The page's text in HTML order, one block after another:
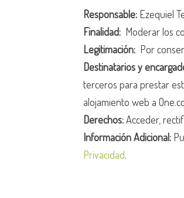
Responsable: Ezequiel
Finalidad: Moderar los
Legitimación: Por
Destinatarios y
terceros para prestar
alojamiento web a
Derechos:Acceder,
Información Adicional:
Privacidad.